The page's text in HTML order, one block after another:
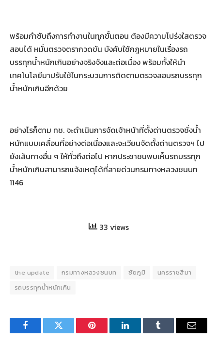
พร้อมกำชับถึงการทำงานในทุกขั้นตอน ต้องมีความโปร่งใสตรวจ
สอบได้ หมั่นตรวจตรากวดขัน บังคับใช้กฎหมายในเรื่องรถ
บรรทุกน้ำหนักเกินอย่างจริงจังและต่อเนื่อง พร้อมทั้งให้นำ
เทคโนโลยีมาปรับใช้ในกระบวนการติดตามตรวจสอบรถบรรทุก
น้ำหนักเกินอีกด้วย
อย่างไรก็ตาม ทช. จะดำเนินการจัดเจ้าหน้าที่ตั้งด่านตรวจชั่งน้ำ
หนักแบบเคลื่อนที่อย่างต่อเนื่องและจะเวียนจัดตั้งด่านตรวจฯ ไป
ยังเส้นทางอื่น ๆ ให้ทั่วถึงต่อไป หากประชาชนพบเห็นรถบรรทุก
น้ำหนักเกินสามารถแจ้งเหตุได้ที่สายด่วนกรมทางหลวงชนบท
1146
33 views
the update กรมทางหลวงชนบท ชัยภูมิ
นครราชสีมา
รถบรรทุกน้ำหนักเกิน
FacebookTwitter Pinterest LinkedInTumblr Email